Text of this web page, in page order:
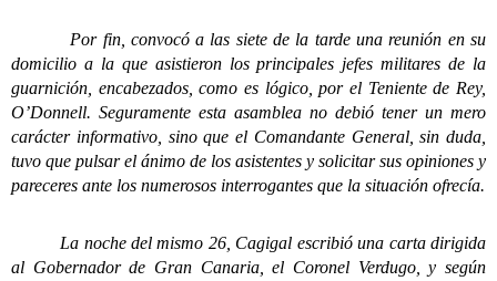
Por fin, convocó a las siete de la tarde una reunión en su
domicilio a la que asistieron los principales jefes militares de la
guarnición, encabezados, como es lógico, por el Teniente de Rey,
O’Donnell. Seguramente esta asamblea no debió tener un mero
carácter informativo, sino que el Comandante General, sin duda,
tuvo que pulsar el ánimo de los asistentes y solicitar sus opiniones y
pareceres ante los numerosos interrogantes que la situación ofrecía.
La noche del mismo 26, Cagigal escribió una carta dirigida
al Gobernador de Gran Canaria, el Coronel Verdugo, y según